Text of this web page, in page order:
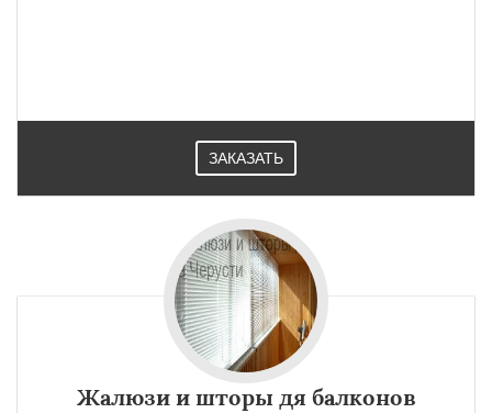
ЗАКАЗАТЬ
Жалюзи и шторы дя балконов